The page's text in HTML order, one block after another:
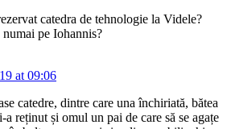
catedra de tehnologie la Videle?
numai pe Iohannis?
at 09:06
catedre, dintre care una închiriată, bătea
a reținut și omul un pai de care să se agațe